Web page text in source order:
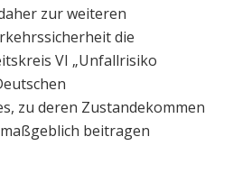
zur weiteren
die
VI „Unfallrisiko
zu deren Zustandekommen
beitragen